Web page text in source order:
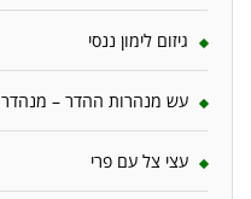
גיזום לימון ננסי
עש מנהרות ההדר – מנהדר
עצי צל עם פרי